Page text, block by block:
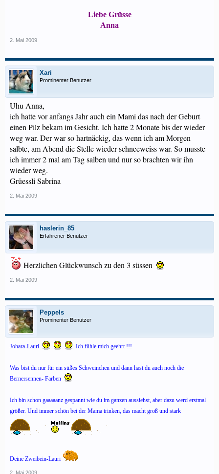
Liebe Grüsse
Anna
2. Mai 2009
Xari
Prominenter Benutzer
Uhu Anna,
ich hatte vor anfangs Jahr auch ein Mami das nach der Geburt
einen Pilz bekam im Gesicht. Ich hatte 2 Monate bis der wieder
weg war. Der war so hartnäckig, das wenn ich am Morgen
salbte, am Abend die Stelle wieder schneeweiss war. So musste
ich immer 2 mal am Tag salben und nur so brachten wir ihn
wieder weg.
Grüessli Sabrina
2. Mai 2009
haslerin_85
Erfahrener Benutzer
Herzlichen Glückwunsch zu den 3 süssen
2. Mai 2009
Peppels
Prominenter Benutzer
Johara-Lauri Ich fühle mich geehrt !!!
Was bist du nur für ein süßes Schweinchen und dann hast du auch noch die
Bernersennen- Farben
Ich bin schon gaaaaanz gespannt wie du im ganzen aussiehst, aber dazu werd erstmal
größer. Und immer schön bei der Mama trinken, das macht groß und stark
Deine Zweibein-Lauri
2. Mai 2009